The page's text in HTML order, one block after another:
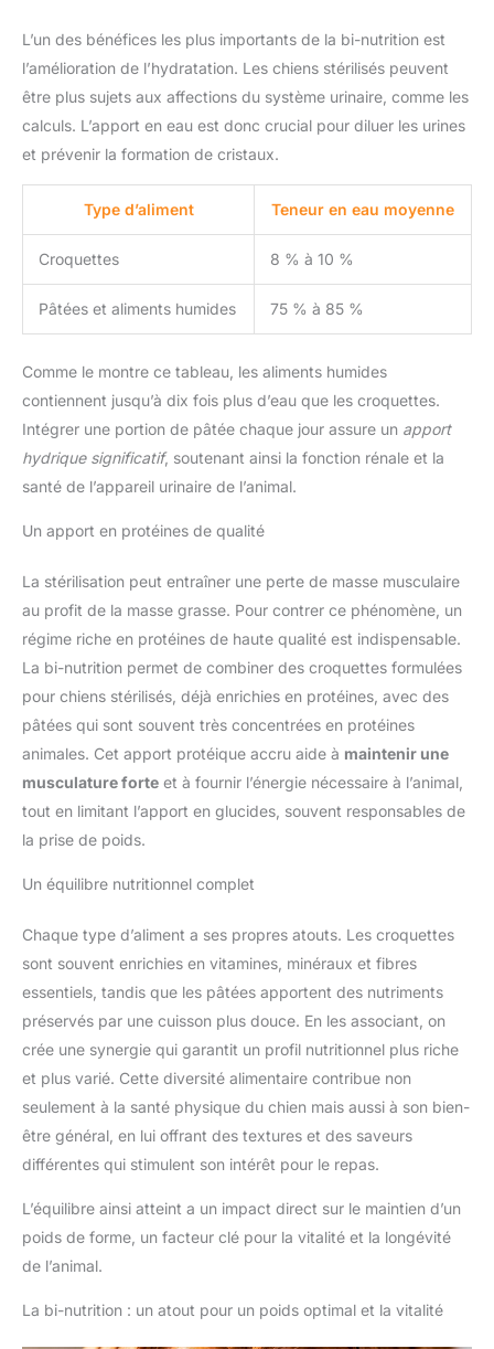
L’un des bénéfices les plus importants de la bi-nutrition est
l’amélioration de l’hydratation. Les chiens stérilisés peuvent
être plus sujets aux affections du système urinaire, comme les
calculs. L’apport en eau est donc crucial pour diluer les urines
et prévenir la formation de cristaux.
Type d’aliment Teneur en eau moyenne
Croquettes 8 % à 10 %
Pâtées et aliments humides 75 % à 85 %
Comme le montre ce tableau, les aliments humides
contiennent jusqu’à dix fois plus d’eau que les croquettes.
Intégrer une portion de pâtée chaque jour assure un apport
hydrique significatif, soutenant ainsi la fonction rénale et la
santé de l’appareil urinaire de l’animal.
Un apport en protéines de qualité
La stérilisation peut entraîner une perte de masse musculaire
au profit de la masse grasse. Pour contrer ce phénomène, un
régime riche en protéines de haute qualité est indispensable.
La bi-nutrition permet de combiner des croquettes formulées
pour chiens stérilisés, déjà enrichies en protéines, avec des
pâtées qui sont souvent très concentrées en protéines
animales. Cet apport protéique accru aide à maintenir une
musculature forte et à fournir l’énergie nécessaire à l’animal,
tout en limitant l’apport en glucides, souvent responsables de
la prise de poids.
Un équilibre nutritionnel complet
Chaque type d’aliment a ses propres atouts. Les croquettes
sont souvent enrichies en vitamines, minéraux et fibres
essentiels, tandis que les pâtées apportent des nutriments
préservés par une cuisson plus douce. En les associant, on
crée une synergie qui garantit un profil nutritionnel plus riche
et plus varié. Cette diversité alimentaire contribue non
seulement à la santé physique du chien mais aussi à son bien-
être général, en lui offrant des textures et des saveurs
différentes qui stimulent son intérêt pour le repas.
L’équilibre ainsi atteint a un impact direct sur le maintien d’un
poids de forme, un facteur clé pour la vitalité et la longévité
de l’animal.
La bi-nutrition : un atout pour un poids optimal et la vitalité